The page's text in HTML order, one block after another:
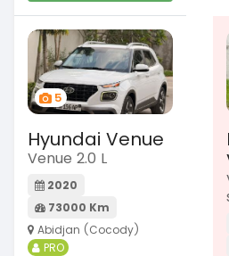
5
Hyundai Venue
Venue 2.0 L
2020
73000 Km
Abidjan (Cocody)
PRO